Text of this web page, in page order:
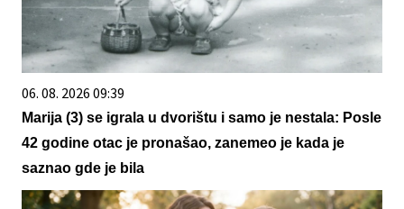
06. 08. 2026 09:39
Marija (3) se igrala u dvorištu i samo je nestala: Posle
42 godine otac je pronašao, zanemeo je kada je
saznao gde je bila